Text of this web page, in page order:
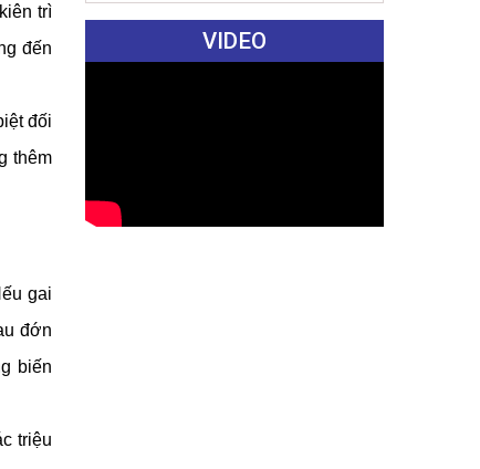
trì
đến
đối
thêm
gai
đớn
biến
triệu
VIDEO